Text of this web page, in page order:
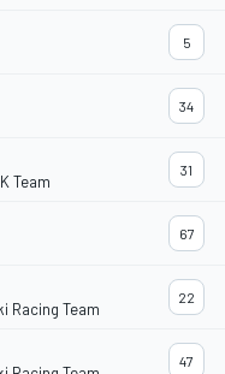
5
34
Team
31
67
Racing Team
22
47